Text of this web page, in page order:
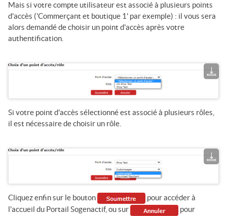
Mais si votre compte utilisateur est associé à plusieurs points
d'accès ('Commerçant et boutique 1' par exemple) : il vous sera
alors demandé de choisir un point d'accès après votre
authentification.
Si votre point d'accès sélectionné est associé à plusieurs rôles,
il est nécessaire de choisir un rôle.
Cliquez enfin sur le bouton
pour accéder à
l'accueil du Portail Sogenactif, ou sur
pour